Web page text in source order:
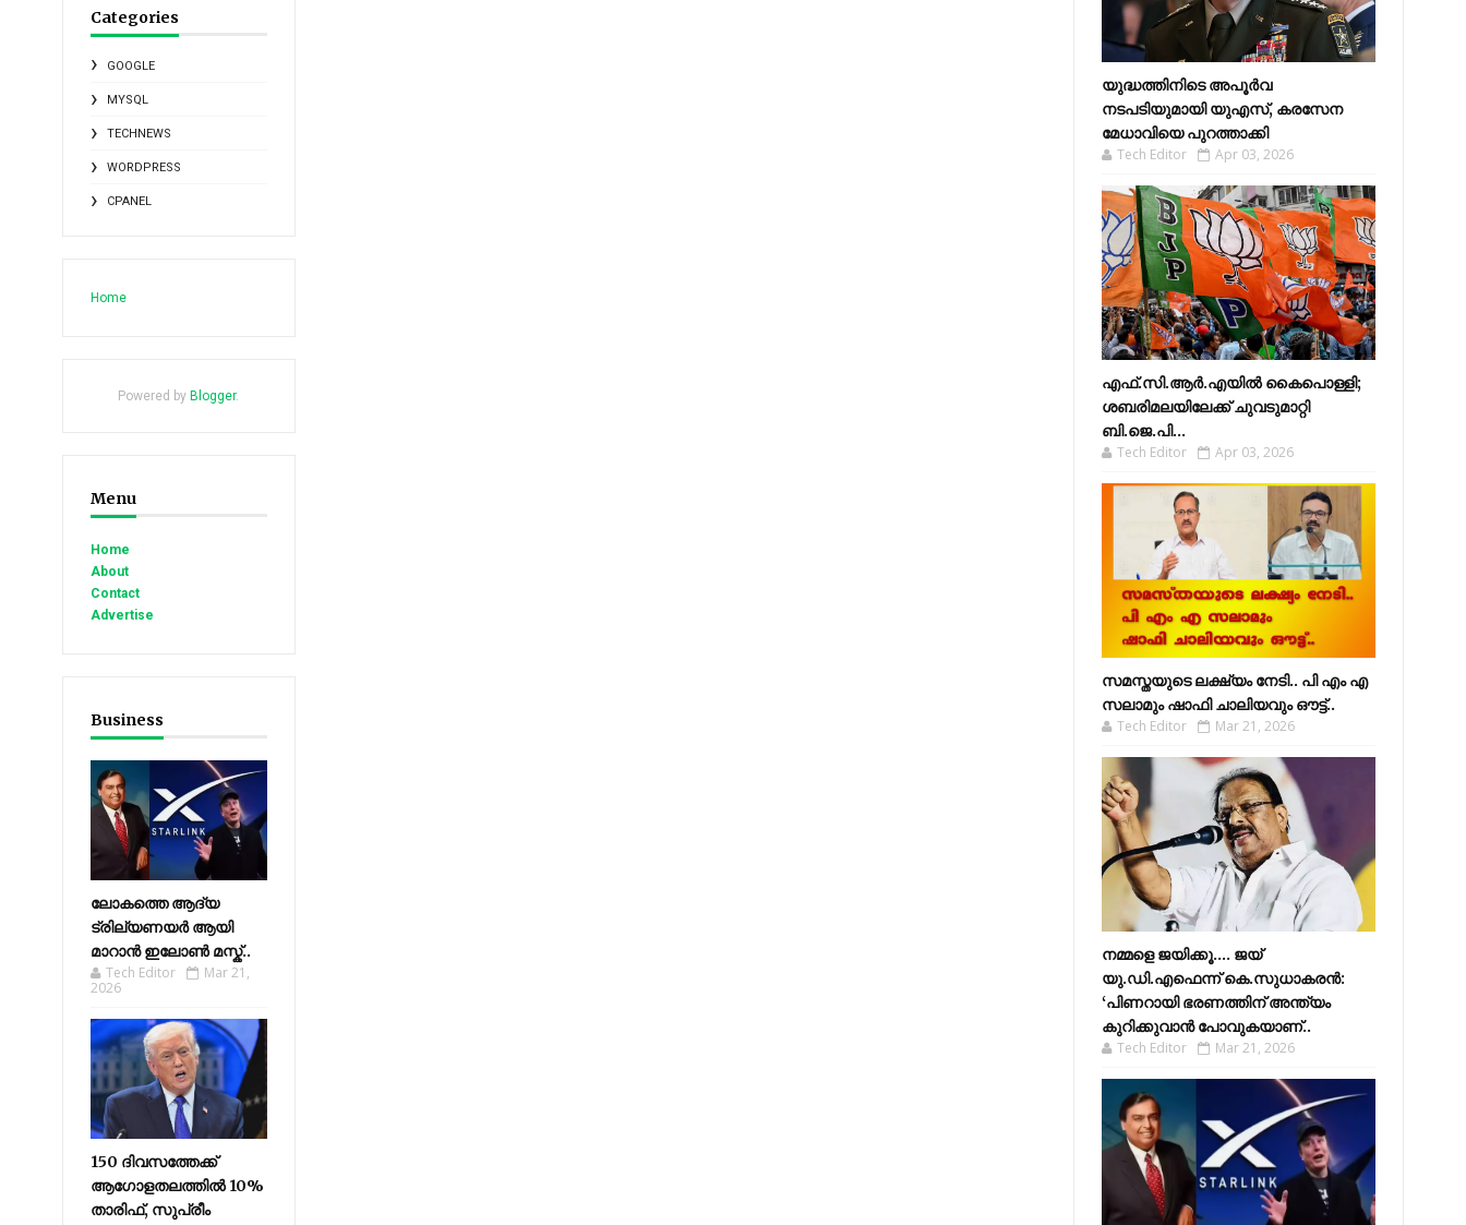
Categories
GOOGLE
MYSQL
TECHNEWS
WORDPRESS
CPANEL
Home
Powered by Blogger.
Menu
Home
About
Contact
Advertise
Business
ലോകത്തെ ആദ്യ
ട്രില്യണയർ ആയി
മാറാൻ ഇലോൺ മസ്ക്..
Tech Editor
Mar 21,
2026
150 ദിവസത്തേക്ക്
ആഗോളതലത്തിൽ 10%
താരിഫ്, സുപ്രീം
യുദ്ധത്തിനിടെ അപൂർവ
നടപടിയുമായി യുഎസ്, കരസേന
മേധാവിയെ പുറത്താക്കി
Tech Editor Apr 03, 2026
എഫ്​.സി.ആർ.എയിൽ കൈപൊള്ളി;
ശബരിമലയിലേക്ക്​ ചുവടുമാറ്റി
ബി.ജെ.പി...
Tech Editor Apr 03, 2026
സമസ്തയുടെ ലക്ഷ്യം നേടി.. പി എം എ
സലാമും ഷാഫി ചാലിയവും ഔട്ട്..
Tech Editor Mar 21, 2026
നമ്മളെ ജയിക്കൂ.... ജയ്
യു.ഡി.എഫെന്ന് കെ.സുധാകരൻ:
‘പിണറായി ഭരണത്തിന് അന്ത്യം
കുറിക്കുവാൻ പോവുകയാണ്..
Tech Editor Mar 21, 2026